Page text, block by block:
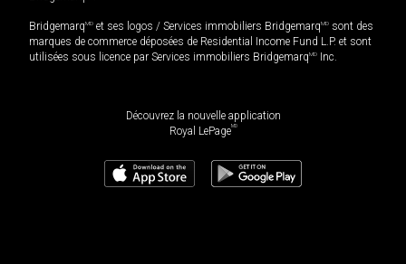
BridgemarqMD et ses logos / Services immobiliers BridgemarqMD sont des
marques de commerce déposées de Residential Income Fund L.P. et sont
utilisées sous licence par Services immobiliers BridgemarqMD Inc.
Découvrez la nouvelle application
Royal LePageMD